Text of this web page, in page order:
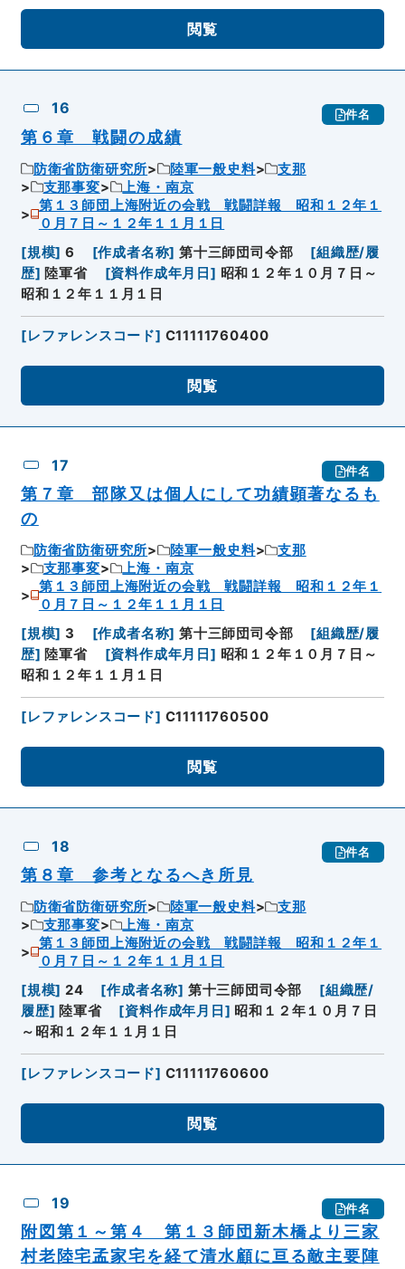
閲覧
16 件名
第６章 戦闘の成績
防衛省防衛研究所 陸軍一般史料
支那
支那事変
上海・南京
第１３師団上海附近の会戦 戦闘詳報 昭和１２年１
０月７日～１２年１１月１日
[規模] 6 [作成者名称] 第十三師団司令部 [組織歴/履
歴] 陸軍省 [資料作成年月日] 昭和１２年１０月７日～
昭和１２年１１月１日
[レファレンスコード] C11111760400
閲覧
17 件名
第７章 部隊又は個人にして功績顕著なるも
の
防衛省防衛研究所 陸軍一般史料
支那
支那事変
上海・南京
第１３師団上海附近の会戦 戦闘詳報 昭和１２年１
０月７日～１２年１１月１日
[規模] 3 [作成者名称] 第十三師団司令部 [組織歴/履
歴] 陸軍省 [資料作成年月日] 昭和１２年１０月７日～
昭和１２年１１月１日
[レファレンスコード] C11111760500
閲覧
18 件名
第８章 参考となるへき所見
防衛省防衛研究所 陸軍一般史料
支那
支那事変
上海・南京
第１３師団上海附近の会戦 戦闘詳報 昭和１２年１
０月７日～１２年１１月１日
[規模] 24 [作成者名称] 第十三師団司令部 [組織歴/
履歴] 陸軍省 [資料作成年月日 ] 昭和１２年１０月７日
～昭和１２年１１月１日
[レファレンスコード] C11111760600
閲覧
19 件名
附図第１～第４ 第１３師団新木橋より三家
村老陸宅孟家宅を経て清水顧に亘る敵主要陣